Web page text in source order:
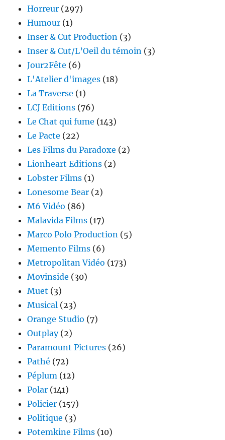
Horreur (297)
Humour (1)
Inser & Cut Production (3)
Inser & Cut/L’Oeil du témoin (3)
Jour2Fête (6)
L'Atelier d'images (18)
La Traverse (1)
LCJ Editions (76)
Le Chat qui fume (143)
Le Pacte (22)
Les Films du Paradoxe (2)
Lionheart Editions (2)
Lobster Films (1)
Lonesome Bear (2)
M6 Vidéo (86)
Malavida Films (17)
Marco Polo Production (5)
Memento Films (6)
Metropolitan Vidéo (173)
Movinside (30)
Muet (3)
Musical (23)
Orange Studio (7)
Outplay(2)
Paramount Pictures (26)
Pathé (72)
Péplum (12)
Polar (141)
Policier (157)
Politique (3)
Potemkine Films (10)